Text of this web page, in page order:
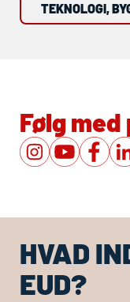
TEKNOLOGI,
Følg med
HVAD
EUD?